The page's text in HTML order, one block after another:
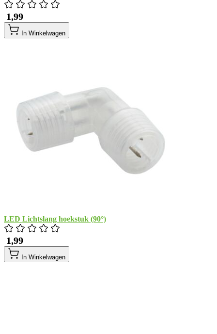
​ 1,99
In Winkelwagen
LED Lichtslang hoekstuk (90°)
​ 1,99
In Winkelwagen